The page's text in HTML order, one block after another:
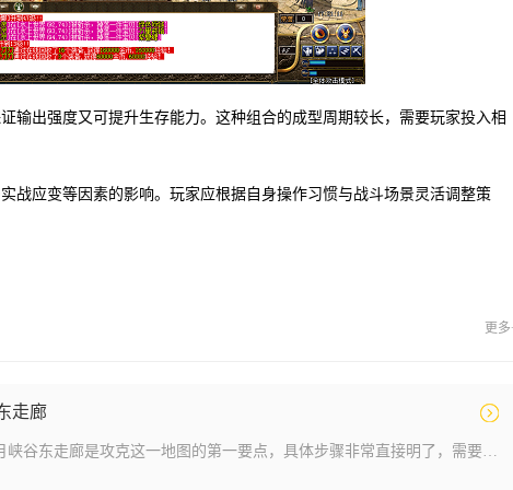
输出强度又可提升生存能力。这种组合的成型周期较长，需要玩家投入相
战应变等因素的影响。玩家应根据自身操作习惯与战斗场景灵活调整策
更
走廊
在热血传奇中到达赤月峡谷东走廊是攻克这一地图的第一要点，具体步骤非常直接明了，需要从盟重省的土城出发前往白日门，通过坐标354.243定位到丛林迷宫入口并直接进入，接着再次